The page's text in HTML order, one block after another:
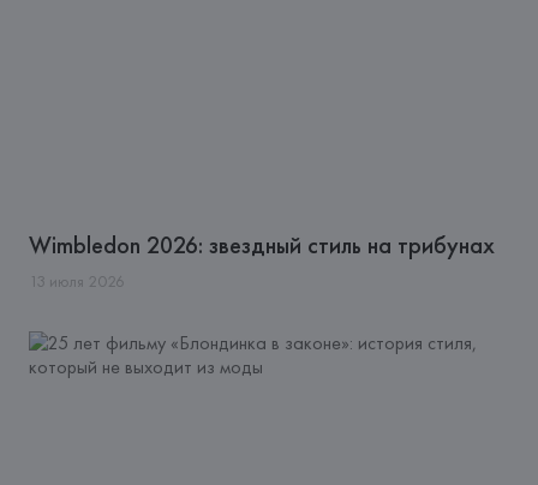
Wimbledon 2026: звездный стиль на трибунах
13 июля 2026